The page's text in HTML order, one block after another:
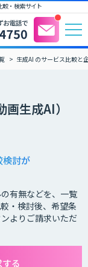
較・検索サイト
生成AI のサービス比較と
生成AI）
検討が
有無などを、一覧
・検討後、希望条
よりご請求いただ
る